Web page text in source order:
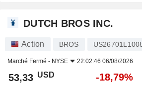
DUTCH BROS INC.
Action BROS
Marché Fermé - NYSE 22:02:46 06/08/2026
53,33 USD -18,79%